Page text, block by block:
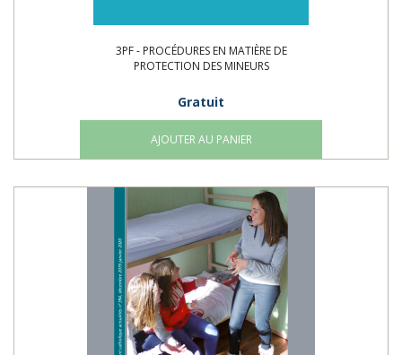
3PF - PROCÉDURES EN MATIÈRE DE
PROTECTION DES MINEURS
Gratuit
AJOUTER AU PANIER